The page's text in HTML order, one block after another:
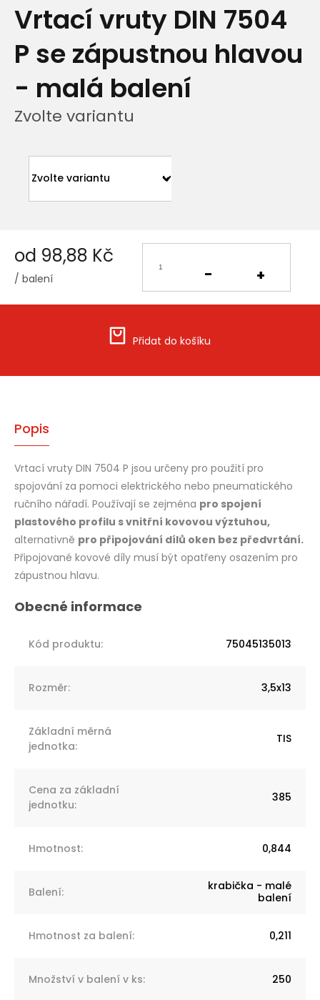
Vrtací vruty DIN 7504
P se zápustnou hlavou
- malá balení
Zvolte variantu
od 98,88 Kč
/ balení
cena:
Přidat do košíku
Popis
Vrtací vruty DIN 7504 P jsou určeny pro použití pro
spojování za pomoci elektrického nebo pneumatického
ručního nářadí. Používají se zejména pro spojení
plastového profilu s vnitřní kovovou výztuhou,
alternativně pro připojování dílů oken bez předvrtání.
Připojované kovové díly musí být opatřeny osazením pro
zápustnou hlavu.
Kód produktu: 75045135013
Rozměr: 3,5x13
Základní měrná
jednotka:
TIS
Cena za základní
jednotku:
385
Hmotnost: 0,844
Balení:
krabička - malé
balení
Hmotnost za balení: 0,211
Množství v balení v ks: 250